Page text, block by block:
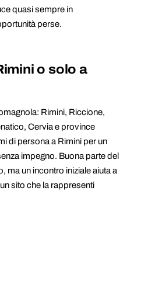
quasi sempre in
perse.
o solo a
Rimini, Riccione,
Cervia e province
di persona a Rimini per un
impegno. Buona parte del
ma un incontro iniziale aiuta a
sito che la rappresenti